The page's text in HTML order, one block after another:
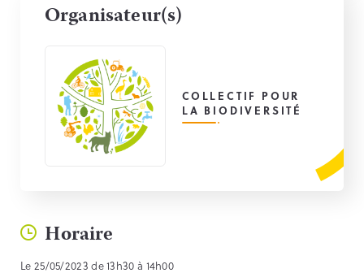
Organisateur(s)
COLLECTIF POUR
LA BIODIVERSITÉ
Horaire
Le 25/05/2023 de 13h30 à 14h00